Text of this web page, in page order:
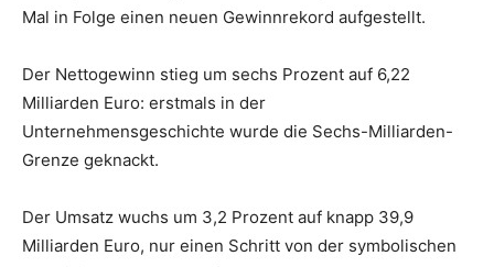
Mal in Folge einen neuen Gewinnrekord aufgestellt.
Der Nettogewinn stieg um sechs Prozent auf 6,22
Milliarden Euro: erstmals in der
Unternehmensgeschichte wurde die Sechs-Milliarden-
Grenze geknackt.
Der Umsatz wuchs um 3,2 Prozent auf knapp 39,9
Milliarden Euro, nur einen Schritt von der symbolischen